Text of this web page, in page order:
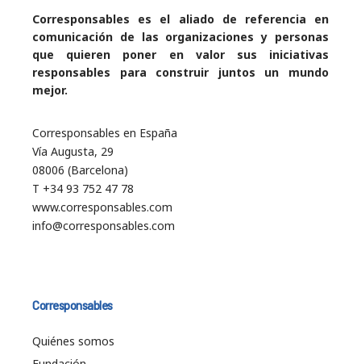
Corresponsables es el aliado de referencia en
comunicación de las organizaciones y personas
que quieren poner en valor sus iniciativas
responsables para construir juntos un mundo
mejor.
Corresponsables en España
Vía Augusta, 29
08006 (Barcelona)
T +34 93 752 47 78
www.corresponsables.com
info@corresponsables.com
Corresponsables
Quiénes somos